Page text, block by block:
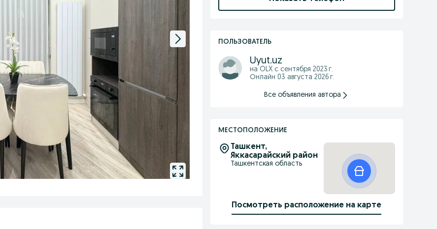
ПОЛЬЗОВАТЕЛЬ
Uyut.uz
на OLX с сентября 2023 г.
Онлайн 03 августа 2026 г.
Все объявления автора
МЕСТОПОЛОЖЕНИЕ
Ташкент,
Яккасарайский район
Ташкентская область
Посмотреть расположение на карте